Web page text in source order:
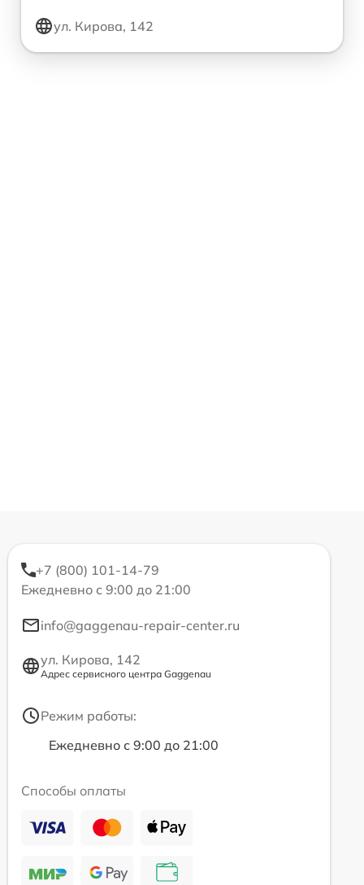
ул. Кирова, 142
+7 (800) 101-14-79
Ежедневно с 9:00 до 21:00
info@gaggenau-repair-center.ru
ул. Кирова, 142
Адрес сервисного центра Gaggenau
Режим работы:
Ежедневно с 9:00 до 21:00
Способы оплаты